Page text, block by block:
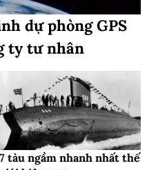
dự phòng GPS
ty tư nhân
7 tàu ngầm nhanh nhất thế